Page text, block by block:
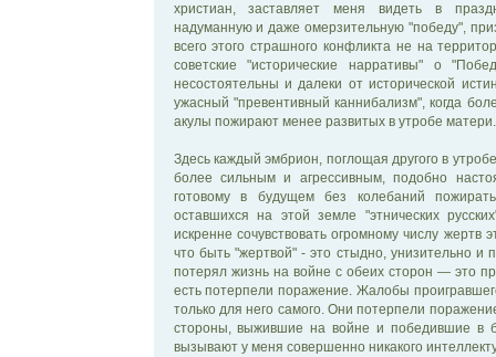
христиан, заставляет меня видеть в
надуманную и даже омерзительную "победу",
всего этого страшного конфликта не на
советские "исторические нарративы" о
несостоятельны и далеки от исторической
ужасный "превентивный каннибализм", когда
акулы пожирают менее развитых в утробе матери.
Здесь каждый эмбрион, поглощая другого в
более сильным и агрессивным, подобно
готовому в будущем без колебаний
оставшихся на этой земле "этнических
искренне сочувствовать огромному числу жертв
что быть "жертвой" - это стыдно, унизительно и
потерял жизнь на войне с обеих сторон — это
есть потерпели поражение. Жалобы
только для него самого. Они потерпели
стороны, выжившие на войне и победившие в
вызывают у меня совершенно никакого